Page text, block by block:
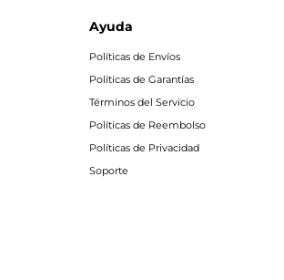
Ayuda
Políticas de Envíos
Políticas de Garantías
Términos del Servicio
Políticas de Reembolso
Políticas de Privacidad
Soporte